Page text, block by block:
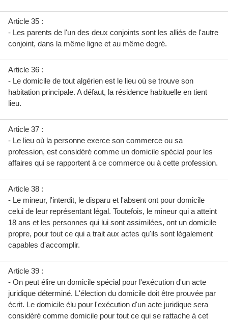
Article 35 :
- Les parents de l'un des deux conjoints sont les alliés de l'autre
conjoint, dans la même ligne et au même degré.
Article 36 :
- Le domicile de tout algérien est le lieu où se trouve son
habitation principale. A défaut, la résidence habituelle en tient
lieu.
Article 37 :
- Le lieu où la personne exerce son commerce ou sa
profession, est considéré comme un domicile spécial pour les
affaires qui se rapportent à ce commerce ou à cette profession.
Article 38 :
- Le mineur, l'interdit, le disparu et l'absent ont pour domicile
celui de leur représentant légal. Toutefois, le mineur qui a atteint
18 ans et les personnes qui lui sont assimilées, ont un domicile
propre, pour tout ce qui a trait aux actes qu'ils sont légalement
capables d'accomplir.
Article 39 :
- On peut élire un domicile spécial pour l'exécution d'un acte
juridique déterminé. L'élection du domicile doit être prouvée par
écrit. Le domicile élu pour l'exécution d'un acte juridique sera
considéré comme domicile pour tout ce qui se rattache à cet